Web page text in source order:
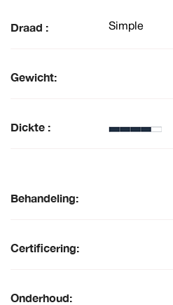
Draad : Simple
Gewicht:
Dickte :
Behandeling:
Certificering:
Onderhoud: